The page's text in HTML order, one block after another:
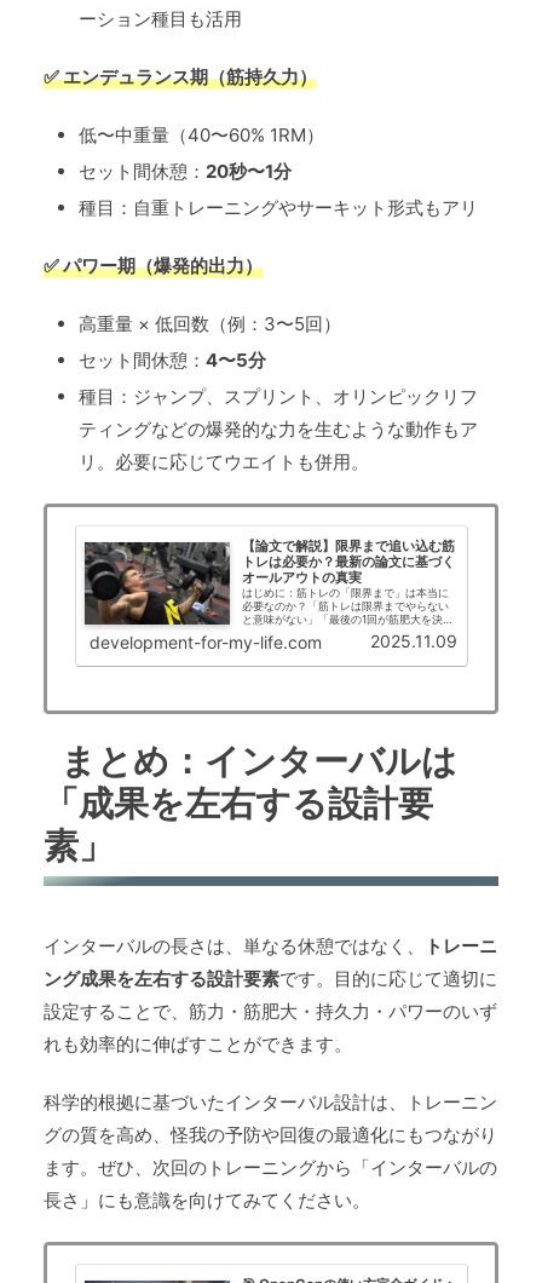
ーション種目も活用
✅ エンデュランス期（筋持久力）
低〜中重量（40〜60% 1RM）
セット間休憩： 20秒〜1分
種目：自重トレーニングやサーキット形式もアリ
✅ パワー期（爆発的出力）
高重量 × 低回数（例：3〜5回）
セット間休憩： 4〜5分
種目：ジャンプ、スプリント、オリンピックリフ
ティングなどの爆発的な力を生むような動作もア
リ。必要に応じてウエイトも併用。
【論文で解説】限界まで追い込む筋
トレは必要か？最新の論文に基づく
オールアウトの真実
はじめに：筋トレの「限界まで」は本当に
必要なのか？「筋トレは限界までやらない
と意味がない」「最後の1回が筋肥大を決め
る」そんな言葉を耳にしたことがある方も
多いのではないでしょうか。トレーニング
development-for-my-life.com 2025.11.09
まとめ：インターバルは
「成果を左右する設計要
素」
インターバルの長さは、単なる休憩ではなく、
トレーニ
ング成果を左右する設計要素です。目的に応じて適切に
設定することで、筋力・筋肥大・持久力・パワーのいず
れも効率的に伸ばすことができます。
科学的根拠に基づいたインターバル設計は、トレーニン
グの質を高め、怪我の予防や回復の最適化にもつながり
ます。ぜひ、次回のトレーニングから「インターバルの
長さ」にも意識を向けてみてください。